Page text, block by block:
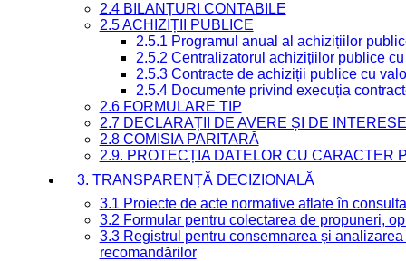
2.4 BILANȚURI CONTABILE
2.5 ACHIZIȚII PUBLICE
2.5.1 Programul anual al achizițiilor
2.5.2 Centralizatorul achizițiilor publice
2.5.3 Contracte de achiziții publice cu
2.5.4 Documente privind execuția
2.6 FORMULARE TIP
2.7 DECLARAȚII DE AVERE ȘI DE INTERESE
2.8 COMISIA PARITARĂ
2.9. PROTECȚIA DATELOR CU CARACTER
3. TRANSPARENȚĂ DECIZIONALĂ
3.1 Proiecte de acte normative aflate în
3.2 Formular pentru colectarea de propuneri,
3.3 Registrul pentru consemnarea și
recomandărilor